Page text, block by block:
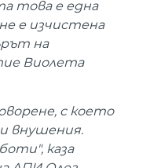
това е една
е изчистена
на
Виолета
с което
внушения.
каза